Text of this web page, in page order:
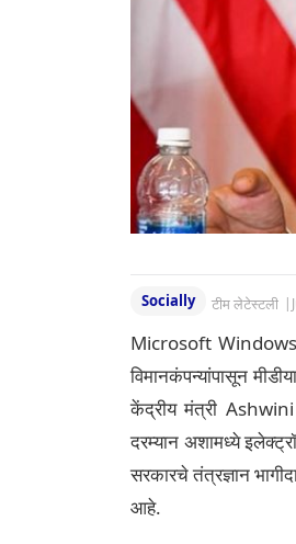
Socially टीम लेटेस्टली |
Microsoft Windows
विमानकंपन्यांपासून
केंद्रीय मंत्री Ashwini
दरम्यान अशामध्ये
सरकारचे तंत्रज्ञान
आहे.